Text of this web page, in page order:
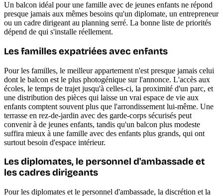
Un balcon idéal pour une famille avec de jeunes enfants ne répond
presque jamais aux mêmes besoins qu'un diplomate, un entrepreneur
ou un cadre dirigeant au planning serré. La bonne liste de priorités
dépend de qui s'installe réellement.
Les familles expatriées avec enfants
Pour les familles, le meilleur appartement n'est presque jamais celui
dont le balcon est le plus photogénique sur l'annonce. L'accès aux
écoles, le temps de trajet jusqu'à celles-ci, la proximité d'un parc, et
une distribution des pièces qui laisse un vrai espace de vie aux
enfants comptent souvent plus que l'arrondissement lui-même. Une
terrasse en rez-de-jardin avec des garde-corps sécurisés peut
convenir à de jeunes enfants, tandis qu'un balcon plus modeste
suffira mieux à une famille avec des enfants plus grands, qui ont
surtout besoin d'espace intérieur.
Les diplomates, le personnel d'ambassade et
les cadres dirigeants
Pour les diplomates et le personnel d'ambassade, la discrétion et la